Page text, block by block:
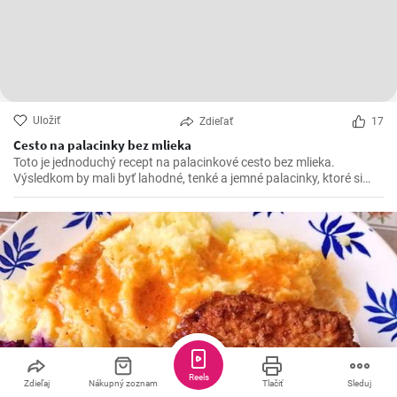
Uložiť Zdieľať 17
Cesto na palacinky bez mlieka
Toto je jednoduchý recept na palacinkové cesto bez mlieka.
Výsledkom by mali byť lahodné, tenké a jemné palacinky, ktoré si
pripravíte bez použitia mlieka.
Zdieľaj Nákupný zoznam Tlačiť Sleduj
Reels